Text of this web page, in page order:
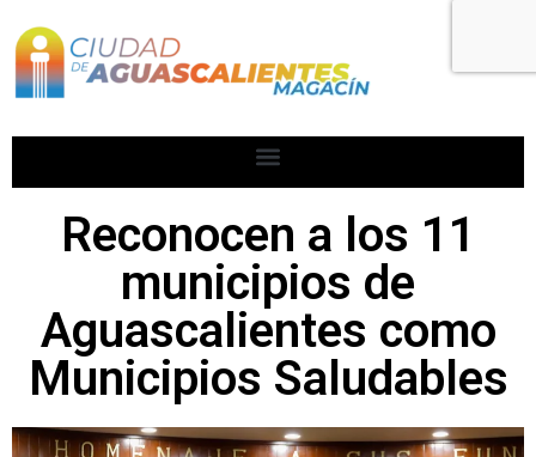
Reconocen a los 11
municipios de
Aguascalientes como
Municipios Saludables